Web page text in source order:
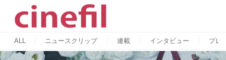
ALL ニュースクリップ 連載 インタビュー プレ